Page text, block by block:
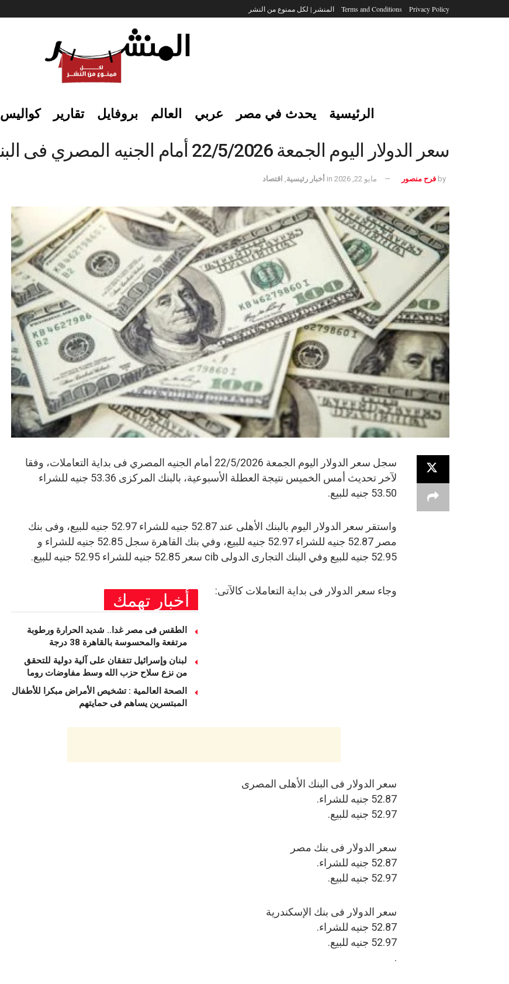
Privacy Policy
Terms and Conditions المنشر | لكل ممنوع من النشر
الرئيسية يحدث في مصر عربي العالم بروفايل تقارير كواليس
سعر الدولار اليوم الجمعة 22/5/2026 أمام الجنيه المصري فى البنوك والصرافة
by فرح منصور مايو 22, 2026 in أخبار رئيسية اقتصاد
سجل سعر الدولار اليوم الجمعة 22/5/2026 أمام الجنيه المصري فى بداية التعاملات، وفقا
لآخر تحديث أمس الخميس نتيجة العطلة الأسبوعية، بالبنك المركزى 53.36 جنيه للشراء
53.50 جنيه للبيع.
واستقر سعر الدولار اليوم بالبنك الأهلى عند 52.87 جنيه للشراء 52.97 جنيه للبيع، وفى بنك
مصر 52.87 جنيه للشراء 52.97 جنيه للبيع، وفي بنك القاهرة سجل 52.85 جنيه للشراء و
52.95 جنيه للبيع وفي البنك التجارى الدولى cib سعر 52.85 جنيه للشراء 52.95 جنيه للبيع.
أخبار تهمك
الطقس فى مصر غدا.. شديد الحرارة ورطوبة
مرتفعة والمحسوسة بالقاهرة 38 درجة
لبنان وإسرائيل تتفقان على آلية دولية للتحقق
من نزع سلاح حزب الله وسط مفاوضات روما
الصحة العالمية : تشخيص الأمراض مبكرا للأطفال
المبتسرين يساهم فى حمايتهم
وجاء سعر الدولار فى بداية التعاملات كالآتى:
سعر الدولار فى البنك الأهلى المصرى
52.87 جنيه للشراء.
52.97 جنيه للبيع.
سعر الدولار فى بنك مصر
52.87 جنيه للشراء.
52.97 جنيه للبيع.
سعر الدولار فى بنك الإسكندرية
52.87 جنيه للشراء.
52.97 جنيه للبيع.
.